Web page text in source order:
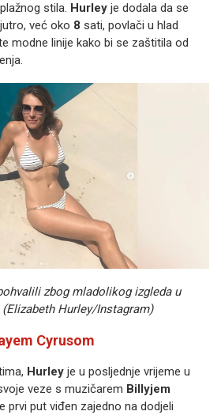
stila. Hurley je dodala da se
već oko 8 sati, povlači u hlad
modne linije kako bi se zaštitila od
zbog mladolikog izgleda u
Hurley/Instagram)
Cyrusom
Hurley je u posljednje vrijeme u
veze s muzičarem Billyjem
prvi put viđen zajedno na dodjeli